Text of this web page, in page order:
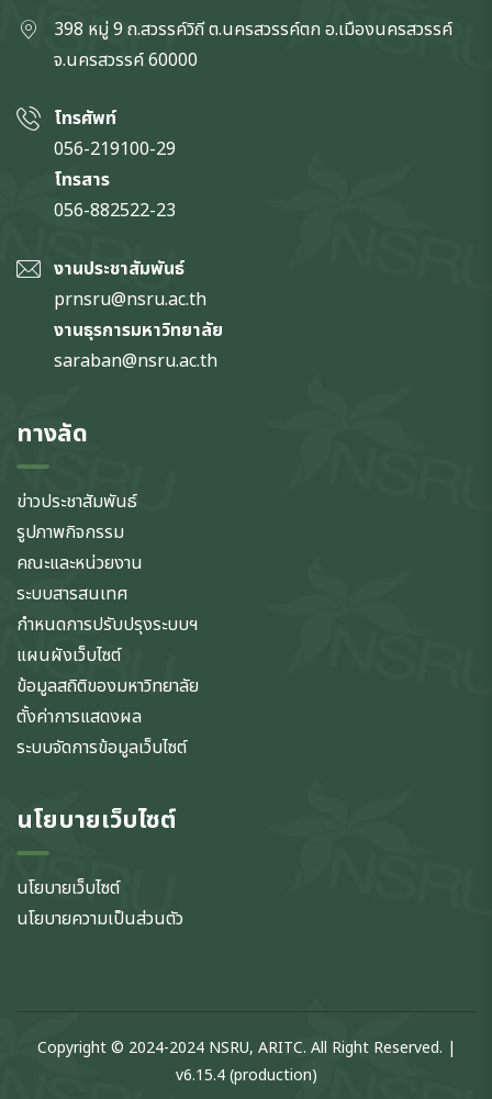
398 หมู่ 9 ถ.สวรรค์วิถี ต.นครสวรรค์ตก อ.เมืองนครสวรรค์
จ.นครสวรรค์60000
โทรศัพท์
056-219100-29
โทรสาร
056-882522-23
งานประชาสัมพันธ์
prnsru@nsru.ac.th
งานธุรการมหาวิทยาลัย
saraban@nsru.ac.th
ทางลัด
ข่าวประชาสัมพันธ์
รูปภาพกิจกรรม
คณะและหน่วยงาน
ระบบสารสนเทศ
กำหนดการปรับปรุงระบบฯ
แผนผังเว็บไซต์
ข้อมูลสถิติของมหาวิทยาลัย
ตั้งค่าการแสดงผล
ระบบจัดการข้อมูลเว็บไซต์
นโยบายเว็บไซต์
นโยบายเว็บไซต์
นโยบายความเป็นส่วนตัว
Copyright © 2024-2024 NSRU, ARITC. All Right Reserved. |
v6.15.4 (production)